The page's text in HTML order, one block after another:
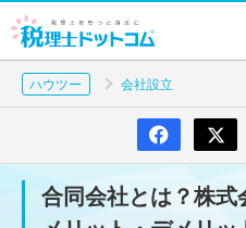
ハウツー 会社設立
合同会社とは？株